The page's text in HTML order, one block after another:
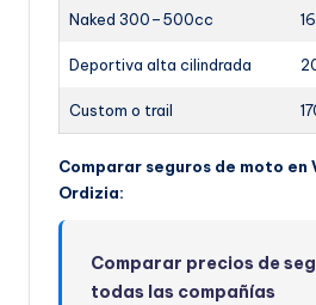
Naked 300–500cc
Deportiva alta cilindrada
Custom o trail
Comparar seguros de moto en
Ordizia:
Comparar precios de
todas las compañías